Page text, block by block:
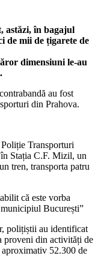
astăzi, în bagajul
de mii de țigarete de
dimensiuni le-au
au fost
din Prahova.
Transporturi
Stația C.F. Mizil, un
tren, transporta patru
că este vorba
București”
polițiștii au identificat
proveni din activități de
aproximativ 52.300 de